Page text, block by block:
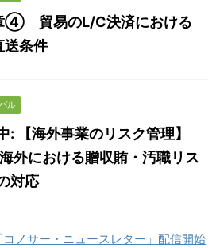
④ 貿易のL/C決済における
送条件
ル
: 【海外事業のリスク管理】
外における贈収賄・汚職リス
対応
コノサー・ニュースレター」配信開始